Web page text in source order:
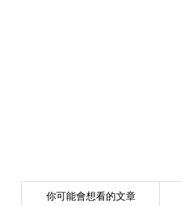
你可能會想看的文章